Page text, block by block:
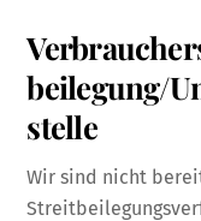
beilegung/
stelle
Wir sind nicht